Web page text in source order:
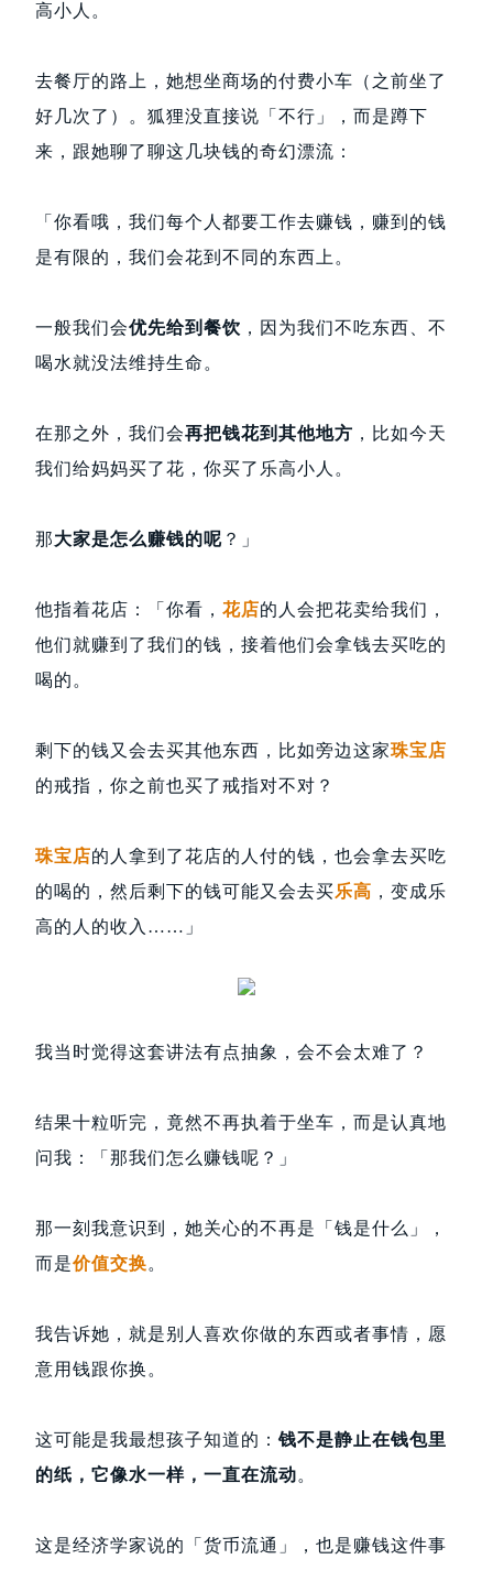
高小人。
去餐厅的路上，她想坐商场的付费小车（之前坐了
好几次了）。狐狸没直接说「不行」，而是蹲下
来，跟她聊了聊这几块钱的奇幻漂流：
「你看哦，我们每个人都要工作去赚钱，赚到的钱
是有限的，我们会花到不同的东西上。
一般我们会优先给到餐饮 ，因为我们不吃东西、不
喝水就没法维持生命。
在那之外，我们会再把钱花到其他地方 ，比如今天
我们给妈妈买了花，你买了乐高小人。
那大家是怎么赚钱的呢 ？」
他指着花店：「你看， 花店的人会把花卖给我们，
他们就赚到了我们的钱，接着他们会拿钱去买吃的
喝的。
剩下的钱又会去买其他东西，比如旁边这家珠宝店
的戒指，你之前也买了戒指对不对？
珠宝店的人拿到了花店的人付的钱，也会拿去买吃
的喝的，然后剩下的钱可能又会去买乐高 ，变成乐
高的人的收入……」
我当时觉得这套讲法有点抽象，会不会太难了？
结果十粒听完，竟然不再执着于坐车，而是认真地
问我：「那我们怎么赚钱呢？」
那一刻我意识到，她关心的不再是「钱是什么」，
而是价值交换。
我告诉她，就是别人喜欢你做的东西或者事情，愿
意用钱跟你换。
这可能是我最想孩子知道的： 钱不是静止在钱包里
的纸，它像水一样，一直在流动。
这是经济学家说的「货币流通」，也是赚钱这件事